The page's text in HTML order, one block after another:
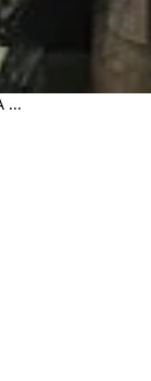
...